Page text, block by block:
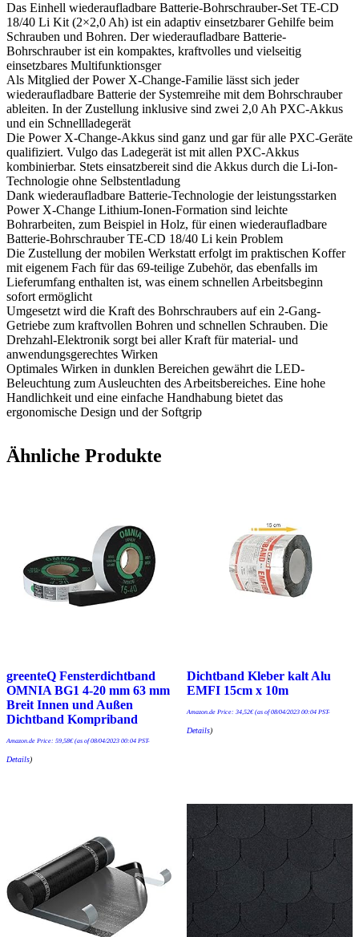
Das Einhell wiederaufladbare Batterie-Bohrschrauber-Set TE-CD
18/40 Li Kit (2×2,0 Ah) ist ein adaptiv einsetzbarer Gehilfe beim
Schrauben und Bohren. Der wiederaufladbare Batterie-
Bohrschrauber ist ein kompaktes, kraftvolles und vielseitig
einsetzbares Multifunktionsger
Als Mitglied der Power X-Change-Familie lässt sich jeder
wiederaufladbare Batterie der Systemreihe mit dem Bohrschrauber
ableiten. In der Zustellung inklusive sind zwei 2,0 Ah PXC-Akkus
und ein Schnellladegerät
Die Power X-Change-Akkus sind ganz und gar für alle PXC-Geräte
qualifiziert. Vulgo das Ladegerät ist mit allen PXC-Akkus
kombinierbar. Stets einsatzbereit sind die Akkus durch die Li-Ion-
Technologie ohne Selbstentladung
Dank wiederaufladbare Batterie-Technologie der leistungsstarken
Power X-Change Lithium-Ionen-Formation sind leichte
Bohrarbeiten, zum Beispiel in Holz, für einen wiederaufladbare
Batterie-Bohrschrauber TE-CD 18/40 Li kein Problem
Die Zustellung der mobilen Werkstatt erfolgt im praktischen Koffer
mit eigenem Fach für das 69-teilige Zubehör, das ebenfalls im
Lieferumfang enthalten ist, was einem schnellen Arbeitsbeginn
sofort ermöglicht
Umgesetzt wird die Kraft des Bohrschraubers auf ein 2-Gang-
Getriebe zum kraftvollen Bohren und schnellen Schrauben. Die
Drehzahl-Elektronik sorgt bei aller Kraft für material- und
anwendungsgerechtes Wirken
Optimales Wirken in dunklen Bereichen gewährt die LED-
Beleuchtung zum Ausleuchten des Arbeitsbereiches. Eine hohe
Handlichkeit und eine einfache Handhabung bietet das
ergonomische Design und der Softgrip
Ähnliche Produkte
greenteQ Fensterdichtband
OMNIA BG1 4-20 mm 63 mm
Breit Innen und Außen
Dichtband Kompriband
Amazon.de Price: 59,58€(as of 08/04/2023 00:04 PST-
Details)
Dichtband Kleber kalt Alu
EMFI 15cm x 10m
Amazon.de Price: 34,52€(as of 08/04/2023 00:04 PST-
Details)